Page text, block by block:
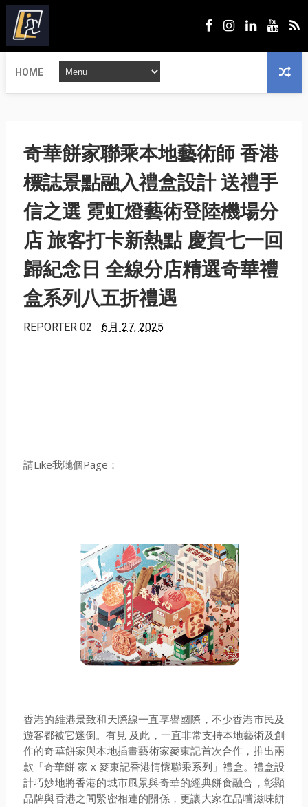
HOME
奇華餅家聯乘本地藝術師 香港
標誌景點融入禮盒設計 送禮手
信之選 霓虹燈藝術登陸機場分
店 旅客打卡新熱點 慶賀七一回
歸紀念日 全線分店精選奇華禮
盒系列八五折禮遇
REPORTER 02 6月 27, 2025
請Like我哋個Page：
香港的維港景致和天際線一直享譽國際，不少香港市民及
遊客都被它迷倒。有見 及此，一直非常支持本地藝術及創
作的奇華餅家與本地插畫藝術家麥東記首次合作，推出兩
款「奇華餅 家 x 麥東記香港情懷聯乘系列」禮盒。禮盒設
計巧妙地將香港的城市風景與奇華的經典餅食融合，彰顯
品牌與香港之間緊密相連的關係，更讓大家在品嚐滋味餅